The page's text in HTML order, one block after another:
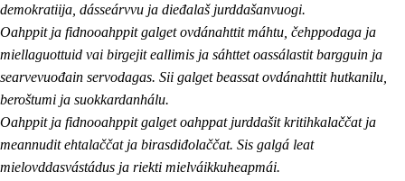
demokratiija, dásseárvvu ja dieđalaš jurddašanvuogi.
Oahppit ja fidnooahppit galget ovdánahttit máhtu, čehppodaga ja
miellaguottuid vai birgejit eallimis ja sáhttet oassálastit bargguin ja
searvevuođain servodagas. Sii galget beassat ovdánahttit hutkanilu,
beroštumi ja suokkardanhálu.
Oahppit ja fidnooahppit galget oahppat jurddašit kritihkalaččat ja
meannudit ehtalaččat ja birasdiđolaččat. Sis galgá leat
mielovddasvástádus ja riekti mielváikkuheapmái.